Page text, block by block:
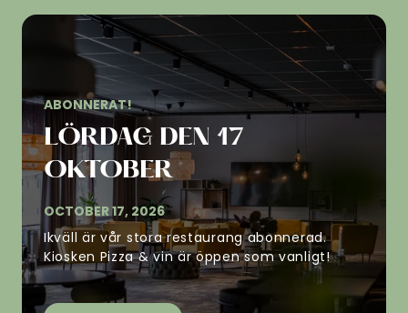
ABONNERAT!
LÖRDAG DEN 17
OKTOBER
OCTOBER 17, 2026
Ikväll är vår stora restaurang abonnerad.
Kiosken Pizza & vin är öppen som vanligt!